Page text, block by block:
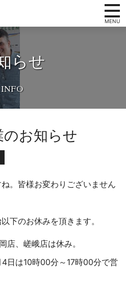
は
らせ
お知らせ
。皆様お変わりございません
下のお休みを頂きます。
店、嵯峨店は休み。
4日は10時00分～17時00分で営